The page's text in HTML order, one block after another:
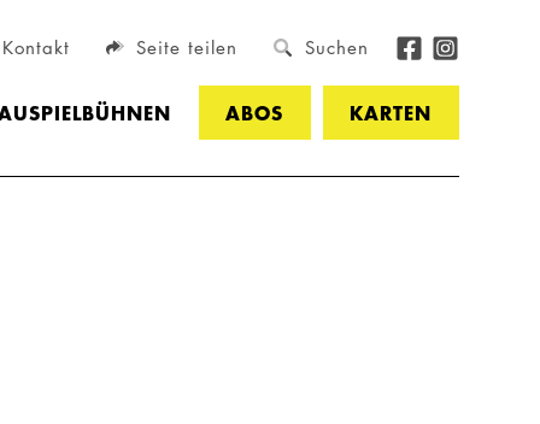
Kontakt Seite teilen Suchen
ABOS KARTEN